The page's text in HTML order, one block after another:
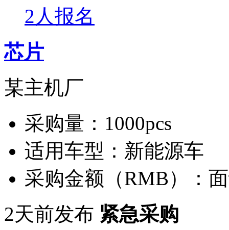
2人报名
芯片
某主机厂
采购量： 1000pcs
适用车型： 新能源车
采购金额（RMB）：
2天前发布 紧急采购